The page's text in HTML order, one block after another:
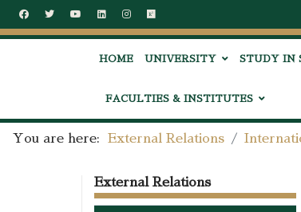
HOME UNIVERSITY STUDY IN
FACULTIES & INSTITUTES
You are here: External Relations
External Relations